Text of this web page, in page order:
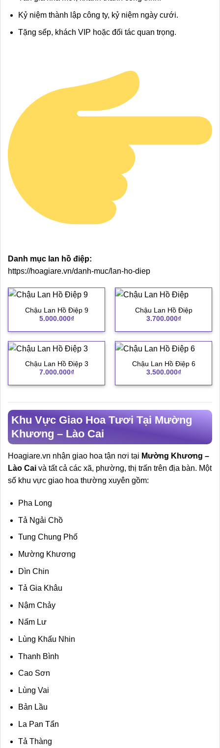
Kỷ niệm thành lập công ty, kỷ niệm ngày cưới.
Tặng sếp, khách VIP hoặc đối tác quan trọng.
Danh mục lan hồ điệp:
https://hoagiare.vn/danh-muc/lan-ho-diep
Chậu Lan Hồ Điệp 9
5.000.000₫
Chậu Lan Hồ Điệp
3.700.000₫
Chậu Lan Hồ Điệp 3
7.000.000₫
Chậu Lan Hồ Điệp 6
3.500.000₫
Khu Vực Giao Hoa Tươi Tại Mường
Khương – Lào Cai
Hoagiare.vn nhận giao hoa tận nơi tại Mường Khương –
Lào Cai và tất cả các xã, phường, thị trấn trên địa bàn. Một
số khu vực giao hoa thường xuyên gồm:
Pha Long
Tả Ngải Chồ
Tung Chung Phố
Mường Khương
Dìn Chin
Tả Gia Khâu
Nậm Chảy
Nấm Lư
Lùng Khấu Nhin
Thanh Bình
Cao Sơn
Lùng Vai
Bản Lầu
La Pan Tẩn
Tả Thàng